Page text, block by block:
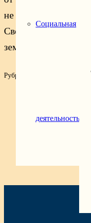
Социальная
деятельность
не в сие ли время,
Своей власти, но
земли.
Рубрика: Миссионерская
🎬 В Геленджике
Следующая запись